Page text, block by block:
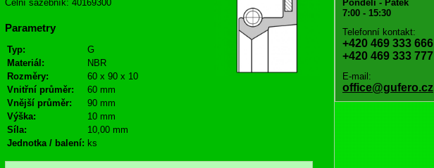
Celní sazebník: 40169300
Parametry
Typ:
G
Materiál:
NBR
Rozměry:
60 x 90 x 10
Vnitřní průměr:
60 mm
Vnější průměr:
90 mm
Výška:
10 mm
Síla:
10,00 mm
Jednotka / balení: ks
Pondělí - Pátek
7:00 - 15:30
Telefonní kontakt:
+420 469 333 666
+420 469 333 777
E-mail:
office@gufero.cz